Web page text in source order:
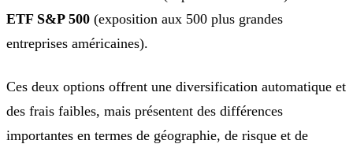
ETF S&P 500 (exposition aux 500 plus grandes
entreprises américaines).
Ces deux options offrent une diversification automatique et
des frais faibles, mais présentent des différences
importantes en termes de géographie, de risque et de